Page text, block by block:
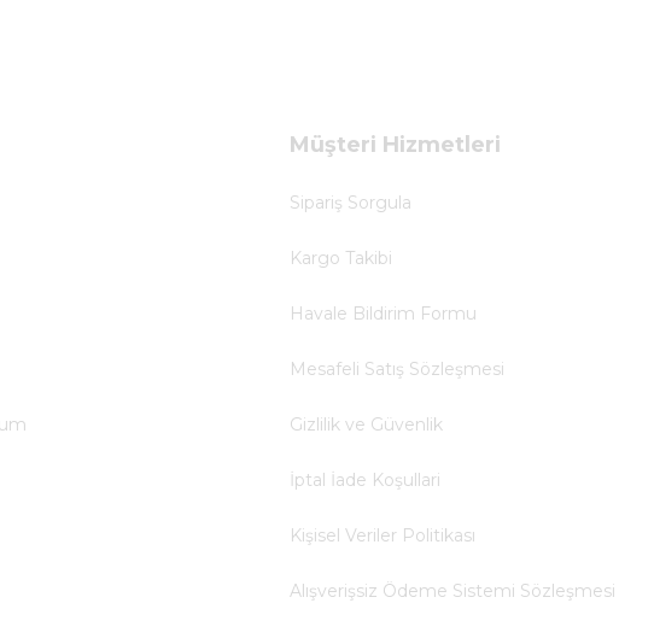
Müşteri Hizmetleri
Sipariş Sorgula
Kargo Takibi
Havale Bildirim Formu
Mesafeli Satış Sözleşmesi
Gizlilik ve Güvenlik
İptal İade Koşullari
Kişisel Veriler Politikası
Alışverişsiz Ödeme Sistemi Sözleşmesi